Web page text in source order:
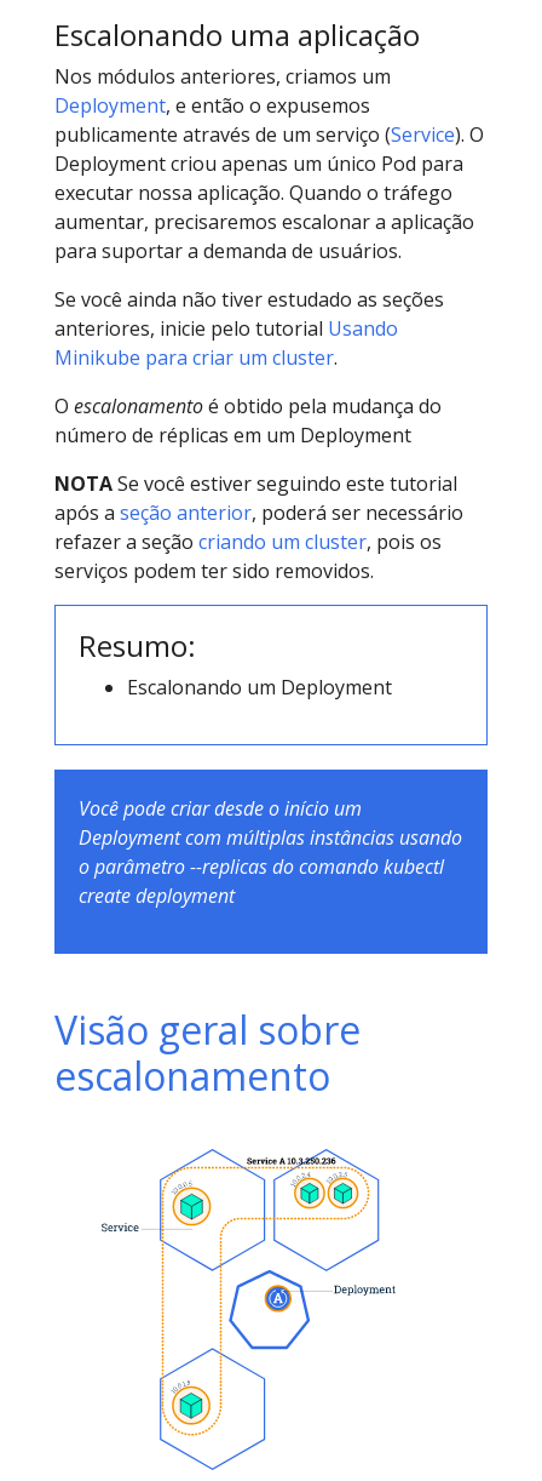
Escalonando uma aplicação
Nos módulos anteriores, criamos um
Deployment, e então o expusemos
publicamente através de um serviço (Service). O
Deployment criou apenas um único Pod para
executar nossa aplicação. Quando o tráfego
aumentar, precisaremos escalonar a aplicação
para suportar a demanda de usuários.
Se você ainda não tiver estudado as seções
anteriores, inicie pelo tutorial Usando
Minikube para criar um cluster.
O escalonamentoé obtido pela mudança do
número de réplicas em um Deployment
NOTASe você estiver seguindo este tutorial
após a seção anterior, poderá ser necessário
refazer a seção criando um cluster, pois os
serviços podem ter sido removidos.
Resumo:
Escalonando um Deployment
Você pode criar desde o início um
Deployment com múltiplas instâncias usando
o parâmetro --replicas do comando kubectl
create deployment
Visão geral sobre
escalonamento